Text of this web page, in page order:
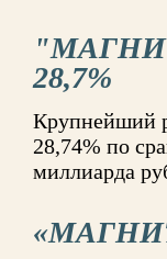
28,7%
Крупнейший
28,74% по
миллиарда